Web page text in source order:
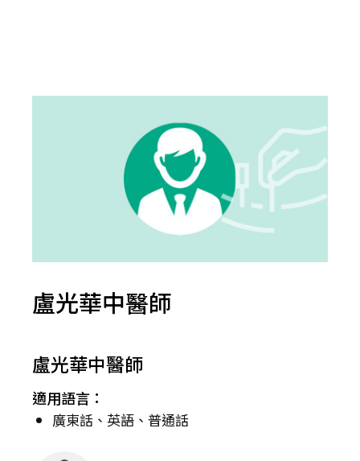
盧光華中醫師
盧光華中醫師
適用語言：
廣東話、英語、普通話